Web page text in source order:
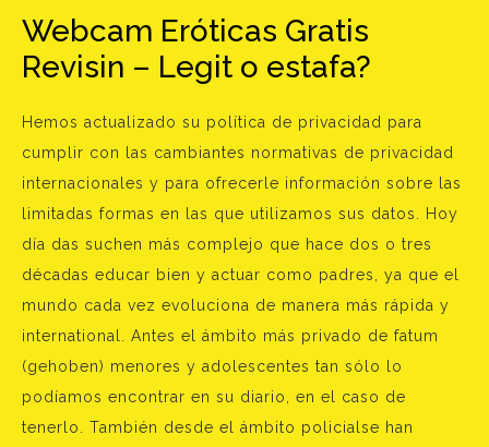
Webcam Eróticas Gratis
Revisin – Legit o estafa?
Hemos actualizado su política de privacidad para
cumplir con las cambiantes normativas de privacidad
internacionales y para ofrecerle información sobre las
limitadas formas en las que utilizamos sus datos. Hoy
día das suchen más complejo que hace dos o tres
décadas educar bien y actuar como padres, ya que el
mundo cada vez evoluciona de manera más rápida y
international. Antes el ámbito más privado de fatum
(gehoben) menores y adolescentes tan sólo lo
podíamos encontrar en su diario, en el caso de
tenerlo. También desde el ámbito policialse han